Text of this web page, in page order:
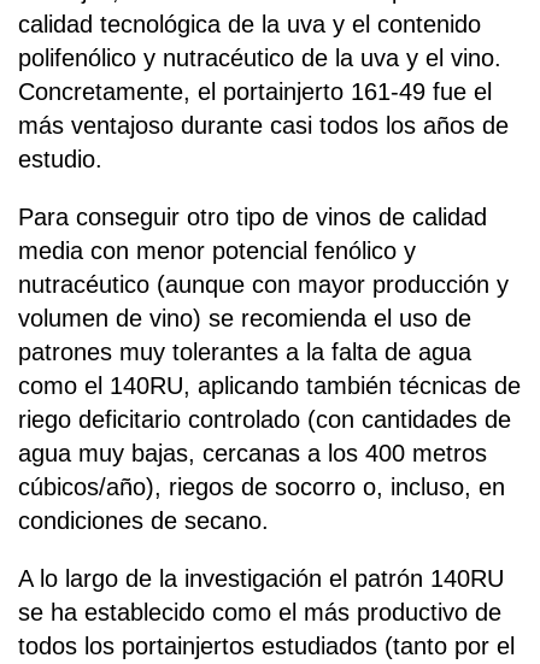
calidad tecnológica de la uva y el contenido
polifenólico y nutracéutico de la uva y el vino.
Concretamente, el portainjerto 161-49 fue el
más ventajoso durante casi todos los años de
estudio.
Para conseguir otro tipo de vinos de calidad
media con menor potencial fenólico y
nutracéutico (aunque con mayor producción y
volumen de vino) se recomienda el uso de
patrones muy tolerantes a la falta de agua
como el 140RU, aplicando también técnicas de
riego deficitario controlado (con cantidades de
agua muy bajas, cercanas a los 400 metros
cúbicos/año), riegos de socorro o, incluso, en
condiciones de secano.
A lo largo de la investigación el patrón 140RU
se ha establecido como el más productivo de
todos los portainjertos estudiados (tanto por el